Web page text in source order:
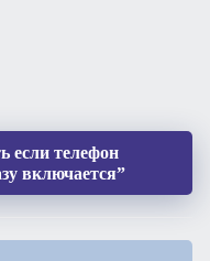
если телефон
включается”